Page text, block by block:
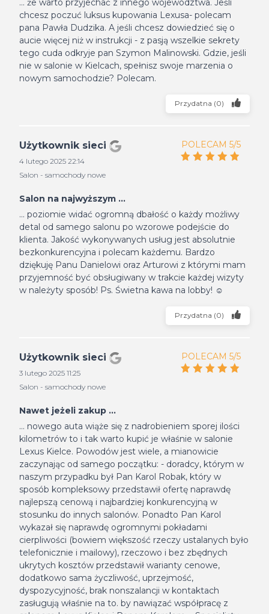
... że warto przyjechać z innego województwa. Jeśli
chcesz poczuć luksus kupowania Lexusa- polecam
pana Pawła Dudzika. A jeśli chcesz dowiedzieć się o
aucie więcej niż w instrukcji - z pasją wszelkie sekrety
tego cuda odkryje pan Szymon Malinowski. Gdzie, jeśli
nie w salonie w Kielcach, spełnisz swoje marzenia o
nowym samochodzie? Polecam.
Przydatna (0)
Użytkownik sieci
4 lutego 2025 22:14
Salon - samochody nowe
POLECAM 5/5
Salon na najwyższym ...
... poziomie widać ogromną dbałość o każdy możliwy
detal od samego salonu po wzorowe podejście do
klienta. Jakość wykonywanych usług jest absolutnie
bezkonkurencyjna i polecam każdemu. Bardzo
dziękuję Panu Danielowi oraz Arturowi z którymi mam
przyjemność być obsługiwany w trakcie każdej wizyty
w należyty sposób! Ps. Świetna kawa na lobby! ☺️
Przydatna (0)
Użytkownik sieci
3 lutego 2025 11:25
Salon - samochody nowe
POLECAM 5/5
Nawet jeżeli zakup ...
... nowego auta wiąże się z nadrobieniem sporej ilości
kilometrów to i tak warto kupić je właśnie w salonie
Lexus Kielce. Powodów jest wiele, a mianowicie
zaczynając od samego początku: - doradcy, którym w
naszym przypadku był Pan Karol Robak, który w
sposób kompleksowy przedstawił ofertę naprawdę
najlepszą cenową i najbardziej konkurencyjną w
stosunku do innych salonów. Ponadto Pan Karol
wykazał się naprawdę ogromnymi pokładami
cierpliwości (bowiem większość rzeczy ustalanych było
telefonicznie i mailowy), rzeczowo i bez zbędnych
ukrytych kosztów przedstawił warianty cenowe,
dodatkowo sama życzliwość, uprzejmość,
dyspozycyjność, brak nonszalancji w kontaktach
zasługują właśnie na to. by nawiązać współpracę z